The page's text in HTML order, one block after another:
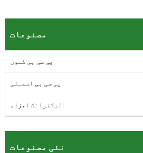
مصنوعات
پی سی بی کلون
پی سی بی اسمبلی
الیکٹرانک اجزاء
نئی مصنوعات